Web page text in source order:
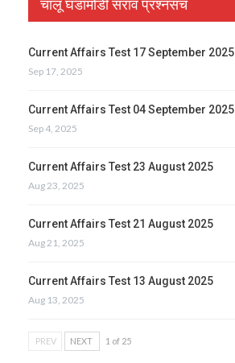
चालू घडामोडी सराव प्रश्नसंच
Current Affairs Test 17 September 2025
Sep 17, 2025
Current Affairs Test 04 September 2025
Sep 4, 2025
Current Affairs Test 23 August 2025
Aug 23, 2025
Current Affairs Test 21 August 2025
Aug 21, 2025
Current Affairs Test 13 August 2025
Aug 13, 2025
PREV NEXT 1 of 25